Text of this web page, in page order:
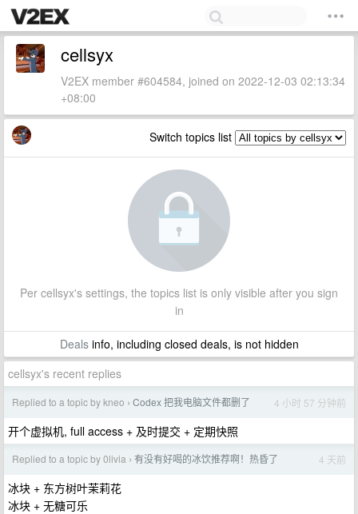
cellsyx
V2EX member #604584, joined on 2022-12-03 02:13:34
+08:00
Switch topics list
Per cellsyx's settings, the topics list is only visible after you sign
in
Dealsinfo, including closed deals, is not hidden
cellsyx's recent replies
Replied to a topic by kneo › Codex 把我电脑文件都删了 4 小时 57 分钟前
开个虚拟机, full access + 及时提交 + 定期快照
Replied to a topic by 0livia › 有没有好喝的冰饮推荐啊！热昏了 4 天前
冰块 + 东方树叶茉莉花
冰块 + 无糖可乐